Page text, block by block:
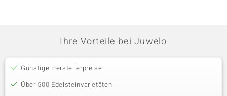
Ihre Vorteile bei Juwelo
Günstige Herstellerpreise
Über 500 Edelsteinvarietäten